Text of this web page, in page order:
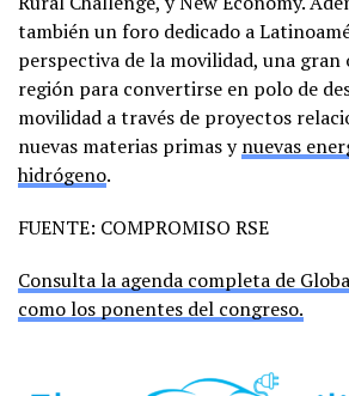
también un foro dedicado a
perspectiva de la movilidad, una
región para convertirse en polo de
movilidad a través de proyectos
nuevas materias primas ynuevas
hidrógeno.
FUENTE: COMPROMISO RSE
Consulta la agenda completa de
como los ponentes del congreso.